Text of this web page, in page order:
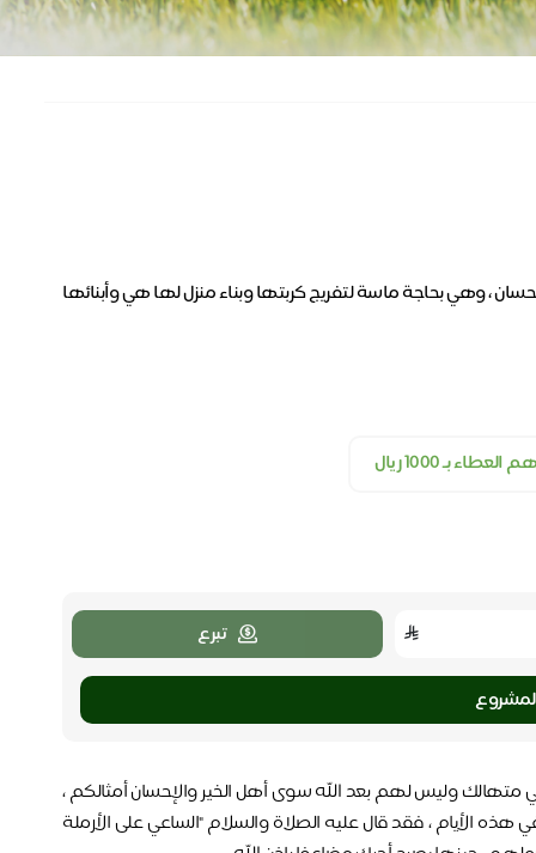
، وهي بحاجة ماسة لتفريج كربتها وبناء منزل لها هي وأبنائها
بـ ١٠٠٠ ريال
تبرع
متهالك وليس لهم بعد الله سوى أهل الخير والإحسان أمثالكم ،
هذه الأيام ،فقد قال عليه الصلاة والسلام "الساعي على الأرملة